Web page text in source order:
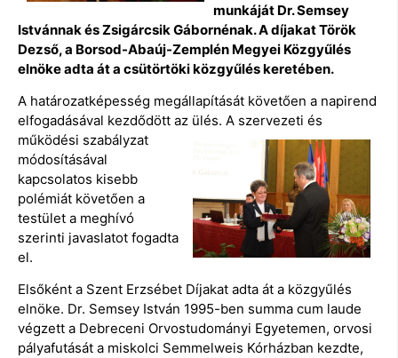
munkáját Dr. Semsey
Istvánnak és Zsigárcsik Gábornénak. A díjakat Török
Dezső, a Borsod-Abaúj-Zemplén Megyei Közgyűlés
elnöke adta át a csütörtöki közgyűlés keretében.
A határozatképesség megállapítását követően a napirend
elfogadásával kezdődött az ülés. A szervezeti és
működési szabályzat
módosításával
kapcsolatos kisebb
polémiát követően a
testület a meghívó
szerinti javaslatot fogadta
el.
Elsőként a Szent Erzsébet Díjakat adta át a közgyűlés
elnöke. Dr. Semsey István 1995-ben summa cum laude
végzett a Debreceni Orvostudományi Egyetemen, orvosi
pályafutását a miskolci Semmelweis Kórházban kezdte,